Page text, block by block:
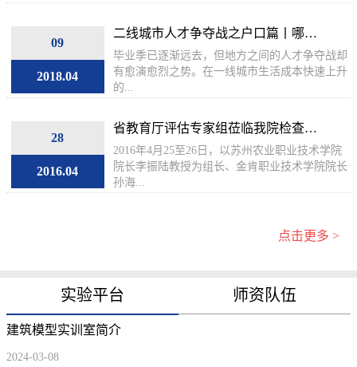
09
2018.04
二线城市人才争夺战之户口篇丨哪些
城市...
毕业季已逐渐远去，但地方之间的人才争夺战却
有愈演愈烈之势。在一线城市生活成本快速上升
的...
28
2016.04
省教育厅评估专家组莅临我院检查指
导人...
2016年4月25至26日，以苏州农业职业技术学院
院长李振陆教授为组长、金肯职业技术学院院长
孙海...
点击更多 >
实验平台 师资队伍
建筑模型实训室简介
2024-03-08